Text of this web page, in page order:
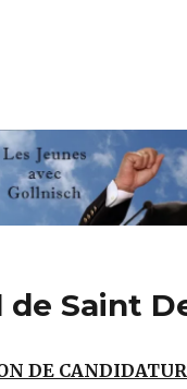
avec
de Saint
DE